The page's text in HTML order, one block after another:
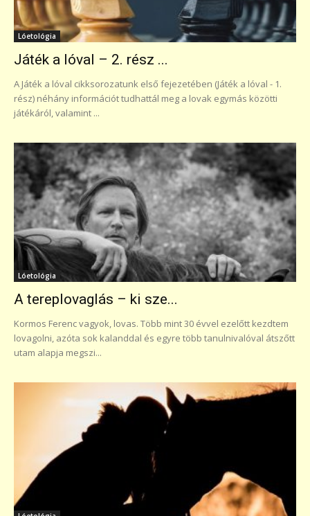
Lóetológia
Játék a lóval – 2. rész ...
A Játék a lóval cikksorozatunk első fejezetében (Játék a lóval - 1.
rész) néhány információt tudhattál meg a lovak egymás közötti
játékáról, valamint ...
Lóetológia
A tereplovaglás – ki sze...
Kormos Ferenc vagyok, lovas. Több mint 30 évvel ezelőtt kezdtem
lovagolni, azóta sok kalanddal és egyre több tanulnivalóval átszőtt
utam alapja megszi...